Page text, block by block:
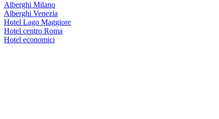
Alberghi Milano
Alberghi Venezia
Hotel Lago Maggiore
Hotel centro Roma
Hotel economici